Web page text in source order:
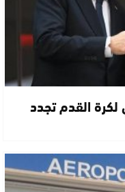
لكرة القدم تجدد